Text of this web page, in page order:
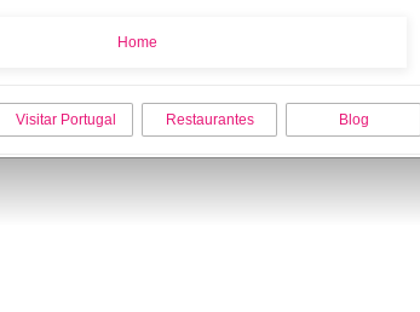
Home
Visitar Portugal Restaurantes Blog